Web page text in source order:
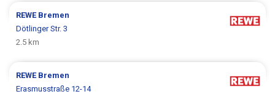
REWE Bremen
Dötlinger Str. 3
2.5 km
REWE Bremen
Erasmusstraße 12-14